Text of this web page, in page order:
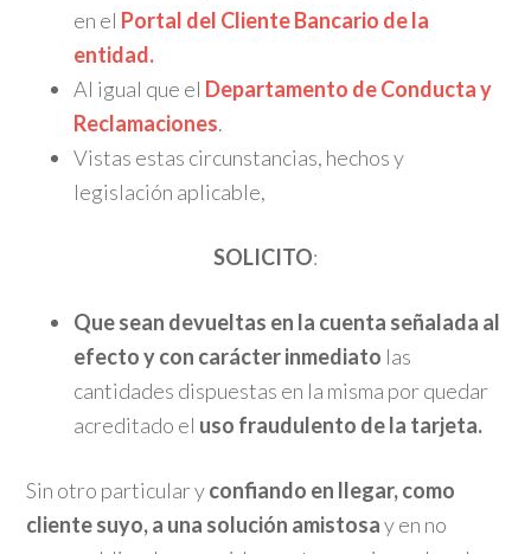
en el Portal del Cliente Bancario de la
entidad.
Al igual que el Departamento de Conducta y
Reclamaciones.
Vistas estas circunstancias, hechos y
legislación aplicable,
SOLICITO:
Que sean devueltas en la cuenta señalada al
efecto y con carácter inmediato las
cantidades dispuestas en la misma por quedar
acreditado el uso fraudulento de la tarjeta.
Sin otro particular yconfiando en llegar, como
cliente suyo, a una solución amistosay en no